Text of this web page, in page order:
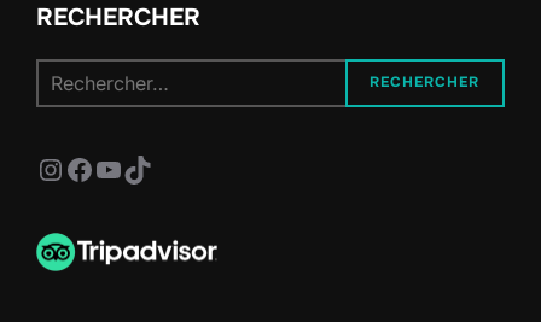
RECHERCHER
pour :
RECHERCHER
Instagram
Facebook
YouTube
TikTok